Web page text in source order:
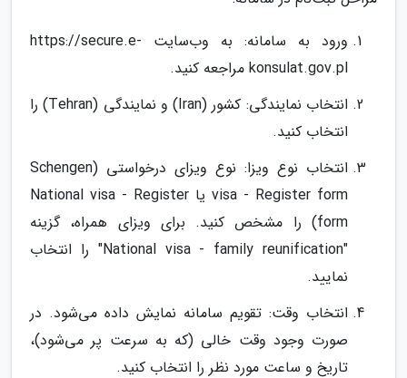
ورود به سامانه: به وب‌سایت https://secure.e-
konsulat.gov.pl مراجعه کنید.
انتخاب نمایندگی: کشور (Iran) و نمایندگی (Tehran) را
انتخاب کنید.
انتخاب نوع ویزا: نوع ویزای درخواستی (Schengen
visa - Register form یا National visa - Register
form) را مشخص کنید. برای ویزای همراه، گزینه
"National visa - family reunification" را انتخاب
نمایید.
انتخاب وقت: تقویم سامانه نمایش داده می‌شود. در
صورت وجود وقت خالی (که به سرعت پر می‌شود)،
تاریخ و ساعت مورد نظر را انتخاب کنید.